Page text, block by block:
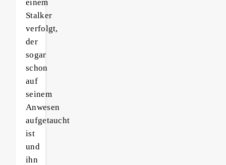
einem
Stalker
verfolgt,
der
sogar
schon
auf
seinem
Anwesen
aufgetaucht
ist
und
ihn